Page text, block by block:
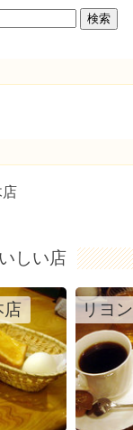
店
しい店
店 リヨン